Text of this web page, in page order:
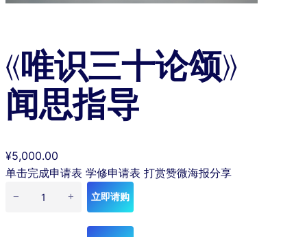
《唯识三十论颂》
闻思指导
¥5,000.00
单击完成申请表 学修申请表 打赏赞微海报分享
《
唯
识
论
颂
− + 立即请购